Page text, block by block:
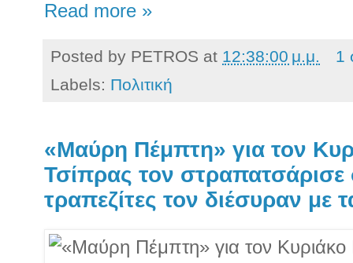
Read more »
Posted by PETROS at 12:38:00 μ.μ.
1
Labels: Πολιτική
«Μαύρη Πέμπτη» για τον
Τσίπρας τον στραπατσάρισε
τραπεζίτες τον διέσυραν με